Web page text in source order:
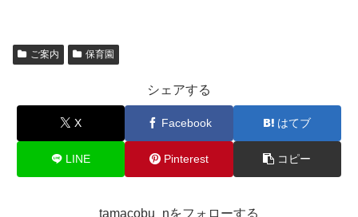
ご案内 保育園
シェアする
X Facebook はてブ
LINE Pinterest コピー
tamacobu_nをフォローする